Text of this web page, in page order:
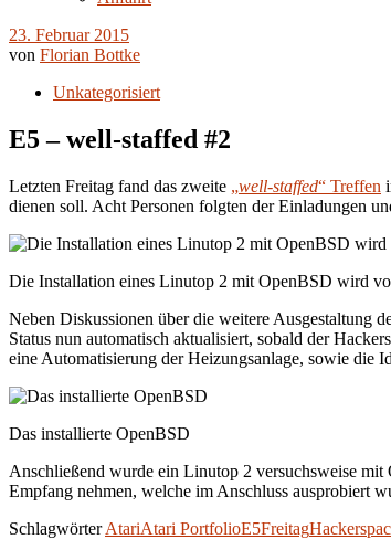
23. Februar 2015
von Florian Bottke
Unkategorisiert
E5 – well-staffed #2
Letzten Freitag fand das zweite „well-staffed“ Treffen
dienen soll. Acht Personen folgten der Einladungen
Die Installation eines Linutop 2 mit OpenBSD wird
Neben Diskussionen über die weitere Ausgestaltung
Status nun automatisch aktualisiert, sobald der
eine Automatisierung der Heizungsanlage, sowie
Das installierte OpenBSD
Anschließend wurde ein Linutop 2 versuchsweise
Empfang nehmen, welche im Anschluss ausprobiert
Schlagwörter AtariAtari PortfolioE5Freitag